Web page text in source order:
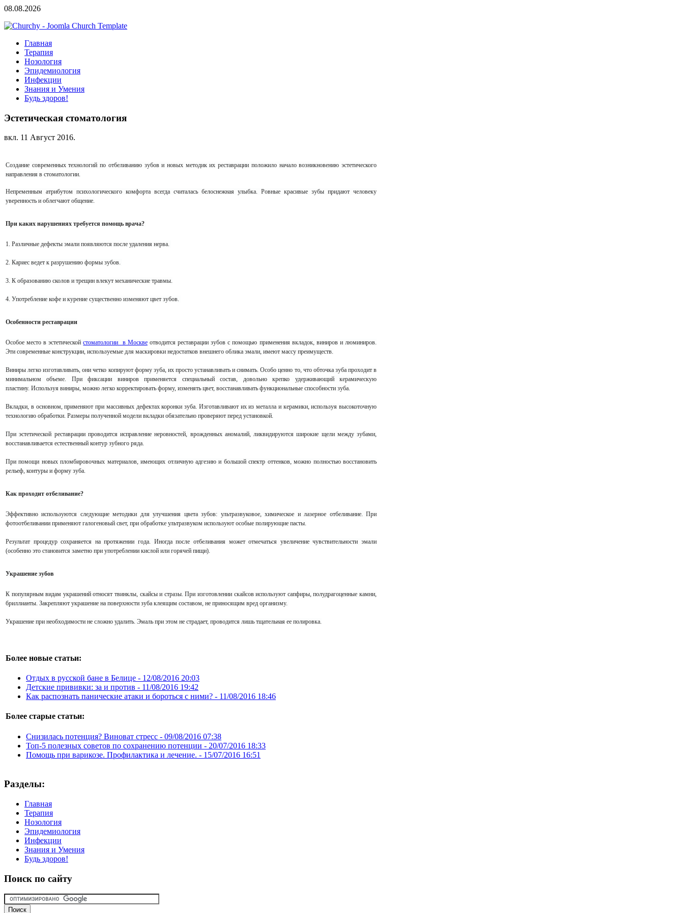
08.08.2026
Главная
Терапия
Нозология
Эпидемиология
Инфекции
Знания и Умения
Будь здоров!
Эстетическая стоматология
вкл. 11 Август 2016.
Создание современных технологий по отбеливанию зубов и новых методик их реставрации положило начало возникновению эстетического
направления в стоматологии.
Непременным атрибутом психологического комфорта всегда считалась белоснежная улыбка. Ровные красивые зубы придают человеку
уверенность и облегчают общение.
При каких нарушениях требуется помощь врача?
1. Различные дефекты эмали появляются после удаления нерва.
2. Кариес ведет к разрушению формы зубов.
3. К образованию сколов и трещин влекут механические травмы.
4. Употребление кофе и курение существенно изменяют цвет зубов.
Особенности реставрации
Особое место в эстетическойстоматологии в Москвеотводится реставрации зубов с помощью применения вкладок, виниров и люминиров.
Эти современные конструкции, используемые для маскировки недостатков внешнего облика эмали, имеют массу преимуществ.
Виниры легко изготавливать, они четко копируют форму зуба, их просто устанавливать и снимать. Особо ценно то, что обточка зуба проходит в
минимальном объеме. При фиксации виниров применяется специальный состав, довольно крепко удерживающий керамическую
пластину. Используя виниры, можно легко корректировать форму, изменять цвет, восстанавливать функциональные способности зуба.
Вкладки, в основном, применяют при массивных дефектах коронки зуба. Изготавливают их из металла и керамики, используя высокоточную
технологию обработки. Размеры полученной модели вкладки обязательно проверяют перед установкой.
При эстетической реставрации проводится исправление неровностей, врожденных аномалий, ликвидируются широкие щели между зубами,
восстанавливается естественный контур зубного ряда.
При помощи новых пломбировочных материалов, имеющих отличную адгезию и большой спектр оттенков, можно полностью восстановить
рельеф, контуры и форму зуба.
Как проходит отбеливание?
Эффективно используются следующие методики для улучшения цвета зубов: ультразвуковое, химическое и лазерное отбеливание. При
фотоотбеливании применяют галогеновый свет, при обработке ультразвуком используют особые полирующие пасты.
Результат процедур сохраняется на протяжении года. Иногда после отбеливания может отмечаться увеличение чувствительности эмали
(особенно это становится заметно при употреблении кислой или горячей пищи).
Украшение зубов
К популярным видам украшений относят твинклы, скайсы и стразы. При изготовлении скайсов используют сапфиры, полудрагоценные камни,
бриллианты. Закрепляют украшение на поверхности зуба клеящим составом, не приносящим вред организму.
Украшение при необходимости не сложно удалить. Эмаль при этом не страдает, проводится лишь тщательная ее полировка.
Более новые статьи:
Отдых в русской бане в Белице - 12/08/2016 20:03
Детские прививки: за и против - 11/08/2016 19:42
Как распознать панические атаки и бороться с ними? - 11/08/2016 18:46
Более старые статьи:
Снизилась потенция? Виноват стресс - 09/08/2016 07:38
Топ-5 полезных советов по сохранению потенции - 20/07/2016 18:33
Помощь при варикозе. Профилактика и лечение. - 15/07/2016 16:51
Разделы:
Главная
Терапия
Нозология
Эпидемиология
Инфекции
Знания и Умения
Будь здоров!
Поиск по сайту